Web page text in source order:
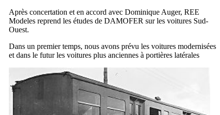
Après concertation et en accord avec Dominique Auger, REE
Modeles reprend les études de DAMOFER sur les voitures Sud-
Ouest.
Dans un premier temps, nous avons prévu les voitures modernisées
et dans le futur les voitures plus anciennes à portières latérales